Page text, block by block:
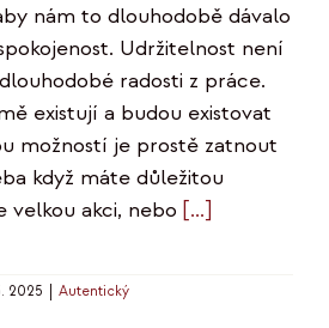
nám to dlouhodobě dávalo
Udržitelnost není
radosti z práce.
existují a budou existovat
možností je prostě zatnout
když máte důležitou
velkou akci, nebo [...]
2025
Autentický